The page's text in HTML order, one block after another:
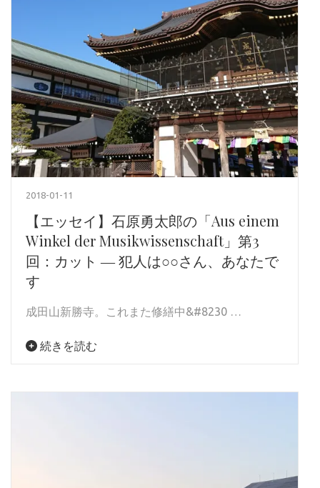
2018-01-11
【エッセイ】石原勇太郎の「Aus einem
Winkel der Musikwissenschaft」第3
回：カット ― 犯人は○○さん、あなたで
す
成田山新勝寺。これまた修繕中&#8230 …
続きを読む